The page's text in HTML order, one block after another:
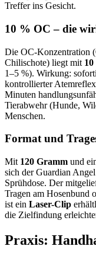
Treffer ins Gesicht.
10 % OC – die
Die OC-Konzentration
Chilischote) liegt mit
1–5 %). Wirkung:
kontrollierter
Minuten
Tierabwehr (Hunde,
Menschen.
Format und
Mit 120 Gramm und
sich der Guardian
Sprühdose. Der
Tragen am Hosenbund
ist ein Laser-Clip
die Zielfindung
Praxis: